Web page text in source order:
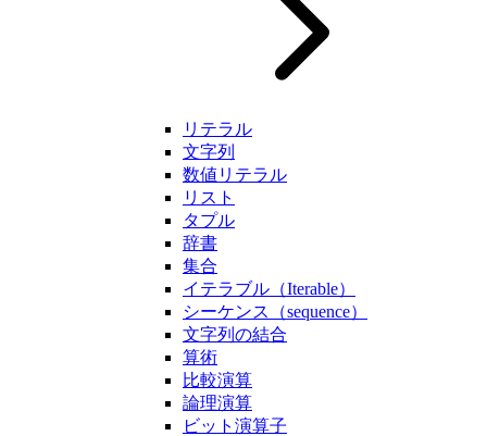
リテラル
文字列
数値リテラル
リスト
タプル
辞書
集合
イテラブル（Iterable）
シーケンス（sequence）
文字列の結合
算術
比較演算
論理演算
ビット演算子